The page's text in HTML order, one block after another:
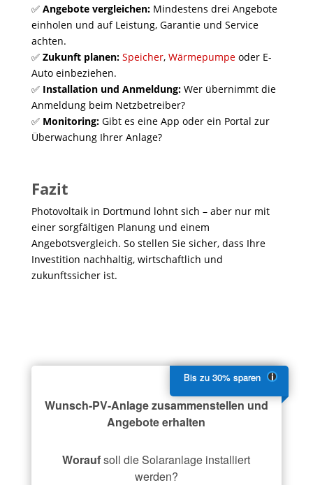
✅ Angebote vergleichen:Mindestens drei Angebote
einholen und auf Leistung, Garantie und Service
achten.
✅ Zukunft planen: Speicher, Wärmepumpeoder E-
Auto einbeziehen.
✅ Installation und Anmeldung:Wer übernimmt die
Anmeldung beim Netzbetreiber?
✅ Monitoring:Gibt es eine App oder ein Portal zur
Überwachung Ihrer Anlage?
Fazit
Photovoltaik in Dortmund lohnt sich – aber nur mit
einer sorgfältigen Planung und einem
Angebotsvergleich. So stellen Sie sicher, dass Ihre
Investition nachhaltig, wirtschaftlich und
zukunftssicher ist.
Wunsch-PV-Anlage zusammenstellen und
Angebote erhalten
Woraufsoll die Solaranlage installiert
werden?